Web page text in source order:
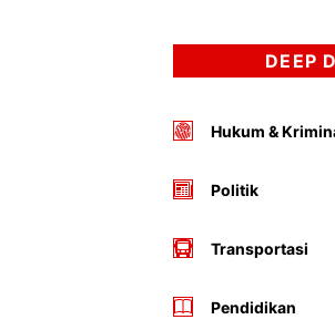
DEEP
Hukum &
Politik
Transportasi
Pendidikan